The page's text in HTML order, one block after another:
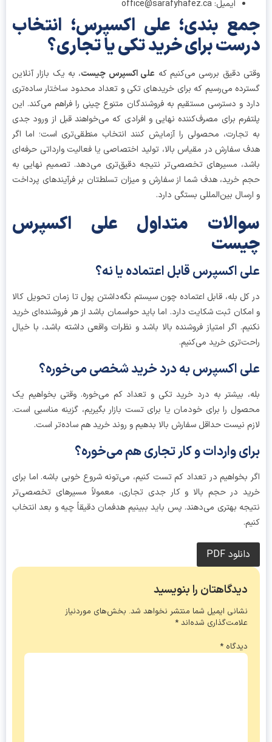
ایمیل: office@sarafyhafez.ca
بندی؛ علی اکسپرس؛ انتخاب
برای خرید تکی یا تجاری؟
دقیق بررسی می‌کنیم کهعلی اکسپرس چیست، به یک بازار آنلاین
می‌رسیم که برای خریدهای تکی و تعداد محدود ساختار ساده‌تری
و دسترسی مستقیم به فروشندگان متنوع چینی را فراهم می‌کند. این
برای مصرف‌کننده نهایی و افرادی که می‌خواهند قبل از ورود جدی
محصولی را آزمایش کنند انتخاب منطقی‌تری است؛ اما اگر
سفارش در مقیاس بالا، تولید اختصاصی یا فعالیت وارداتی حرفه‌ای
مسیرهای تخصصی‌تر نتیجه دقیق‌تری می‌دهد. تصمیم نهایی به
خرید، هدف شما از سفارش و میزان تسلطتان بر فرآیندهای پرداخت
بین‌المللی بستگی دارد.
متداول علی اکسپرس
اکسپرس قابل اعتماده یا نه؟
بله، قابل اعتماده چون سیستم نگه‌داشتن پول تا زمان تحویل کالا
ثبت شکایت دارد. اما باید حواسمان باشد از هر فروشنده‌ای خرید
اگر امتیاز فروشنده بالا باشد و نظرات واقعی داشته باشد، با خیال
خرید می‌کنیم.
اکسپرس به درد خرید شخصی می‌خوره؟
بیشتر به درد خرید تکی و تعداد کم می‌خوره. وقتی بخواهیم یک
را برای خودمان یا برای تست بازار بگیریم، گزینه مناسبی است.
نیست حداقل سفارش بالا بدهیم و روند خرید هم ساده‌تر است.
واردات و کار تجاری هم می‌خوره؟
بخواهیم در تعداد کم تست کنیم، می‌تونه شروع خوبی باشه. اما برای
در حجم بالا و کار جدی تجاری، معمولاً مسیرهای تخصصی‌تر
بهتری می‌دهند. پس باید ببینیم هدفمان دقیقاً چیه و بعد انتخاب
دانلود PDF
دیدگاهتان را بنویسید
نشانی ایمیل شما منتشر نخواهد شد. بخش‌های موردنیاز
علامت‌گذاری شده‌اند*
دیدگاه*